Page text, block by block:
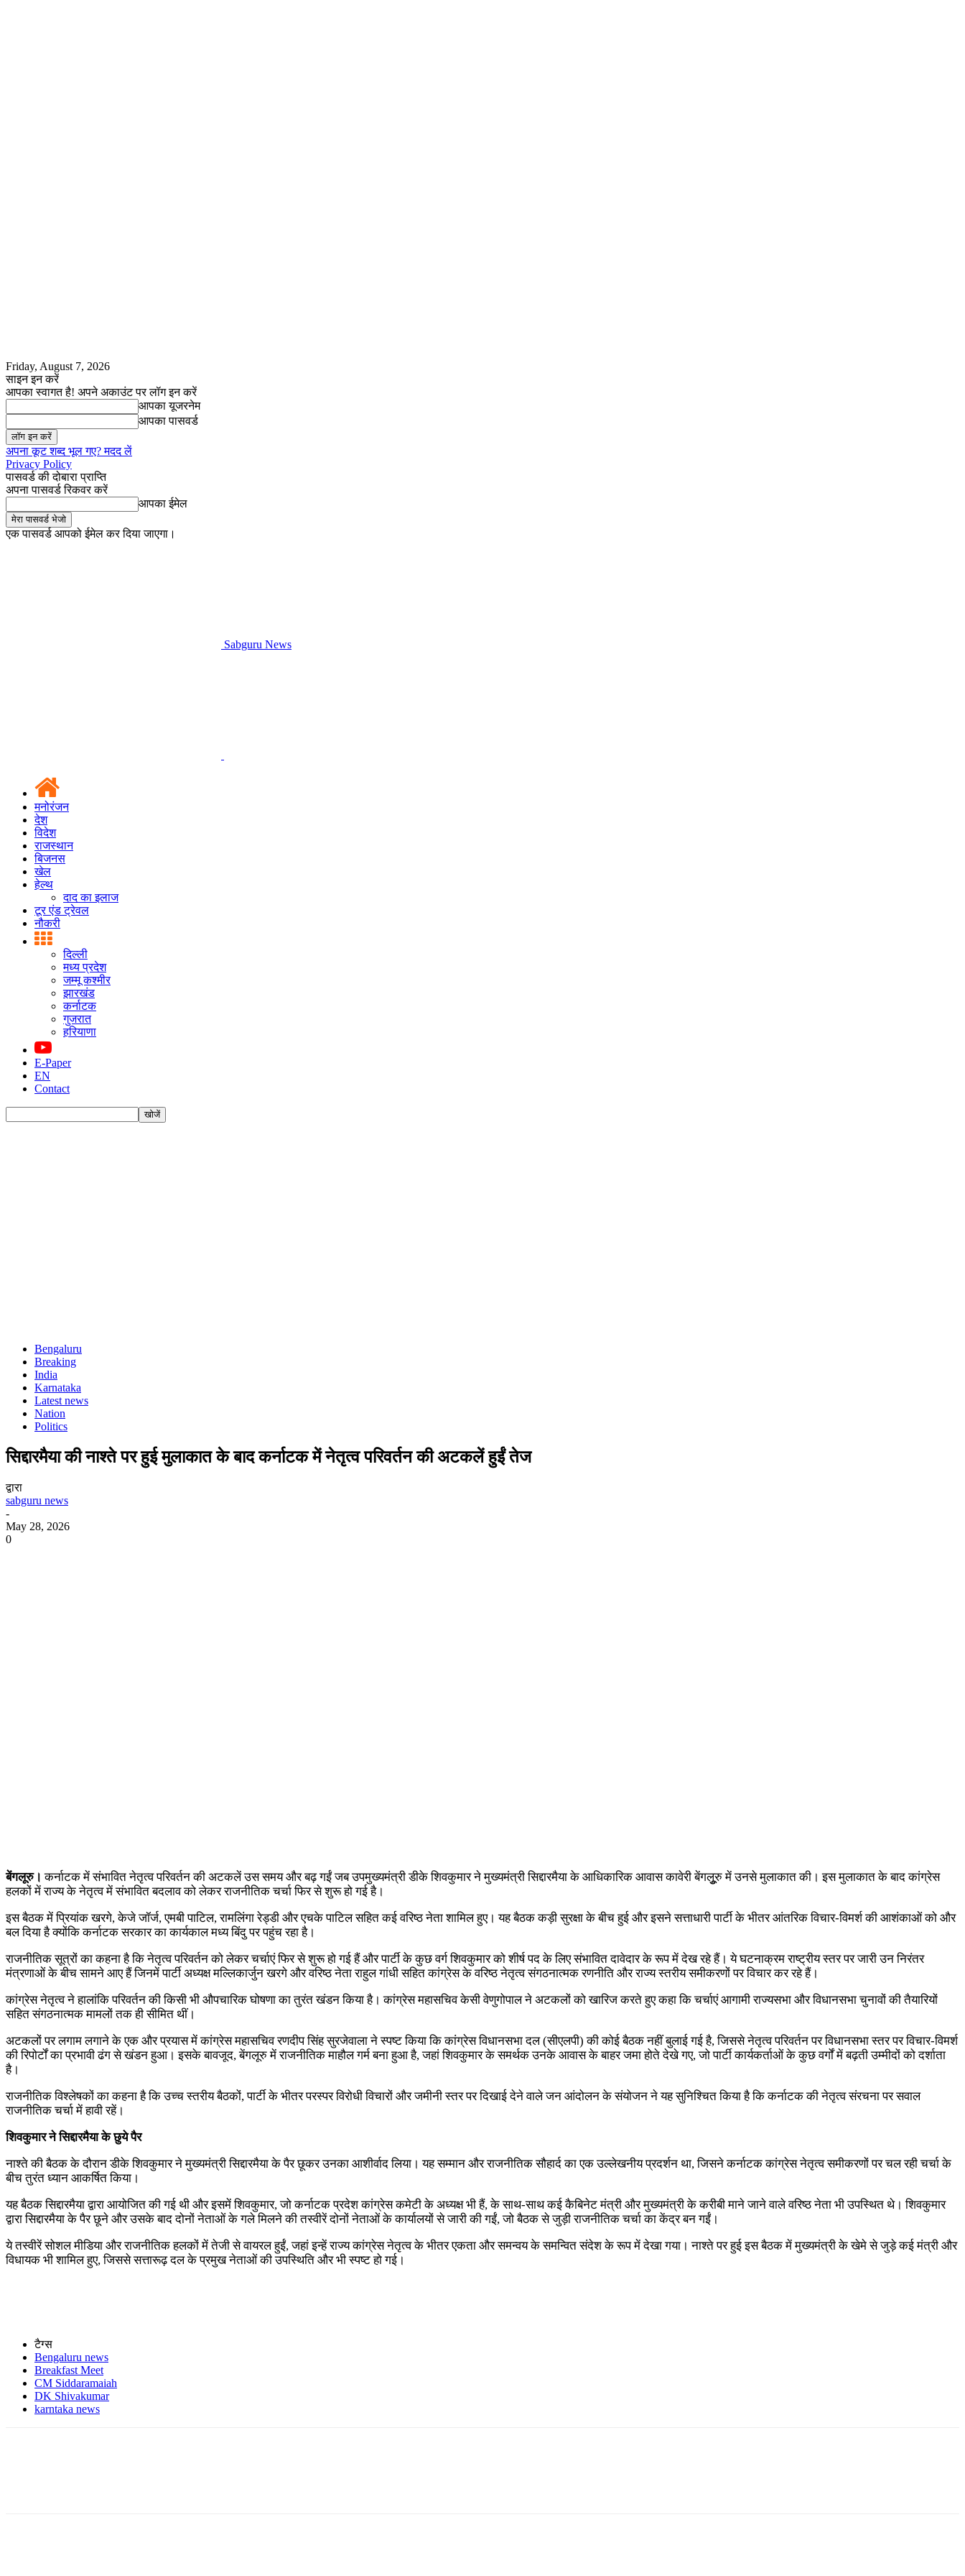
Friday, August 7, 2026
साइन इन करें
आपका स्वागत है! अपने अकाउंट पर लॉग इन करें
आपका यूजरनेम
आपका पासवर्ड
अपना कूट शब्द भूल गए? मदद लें
Privacy Policy
पासवर्ड की दोबारा प्राप्ति
अपना पासवर्ड रिकवर करें
आपका ईमेल
एक पासवर्ड आपको ईमेल कर दिया जाएगा।
Sabguru News
मनोरंजन
देश
विदेश
राजस्थान
बिजनस
खेल
हेल्थ
दाद का इलाज
टूर एंड ट्रेवल
नौकरी
दिल्ली
मध्य प्रदेश
जम्मू कश्मीर
झारखंड
कर्नाटक
गुजरात
हरियाणा
E-Paper
EN
Contact
Bengaluru
Breaking
India
Karnataka
Latest news
Nation
Politics
सिद्दारमैया की नाश्ते पर हुई मुलाकात के बाद कर्नाटक में नेतृत्व परिवर्तन की अटकलें हुईं तेज
द्वारा
sabguru news
-
May 28, 2026
0
बेंगलूरु। कर्नाटक में संभावित नेतृत्व परिवर्तन की अटकलें उस समय और बढ़ गईं जब उपमुख्यमंत्री डीके शिवकुमार ने मुख्यमंत्री सिद्दारमैया के आधिकारिक आवास कावेरी बेंगलुूरु में उनसे मुलाकात की। इस मुलाकात के बाद कांग्रेस
हलकों में राज्य के नेतृत्व में संभावित बदलाव को लेकर राजनीतिक चर्चा फिर से शुरू हो गई है।
इस बैठक में प्रियांक खरगे, केजे जॉर्ज, एमबी पाटिल, रामलिंगा रेड्डी और एचके पाटिल सहित कई वरिष्ठ नेता शामिल हुए। यह बैठक कड़ी सुरक्षा के बीच हुई और इसने सत्ताधारी पार्टी के भीतर आंतरिक विचार-विमर्श की आशंकाओं को और
बल दिया है क्योंकि कर्नाटक सरकार का कार्यकाल मध्य बिंदु पर पहुंच रहा है।
राजनीतिक सूत्रों का कहना है कि नेतृत्व परिवर्तन को लेकर चर्चाएं फिर से शुरू हो गई हैं और पार्टी के कुछ वर्ग शिवकुमार को शीर्ष पद के लिए संभावित दावेदार के रूप में देख रहे हैं। ये घटनाक्रम राष्ट्रीय स्तर पर जारी उन निरंतर
मंत्रणाओं के बीच सामने आए हैं जिनमें पार्टी अध्यक्ष मल्लिकार्जुन खरगे और वरिष्ठ नेता राहुल गांधी सहित कांग्रेस के वरिष्ठ नेतृत्व संगठनात्मक रणनीति और राज्य स्तरीय समीकरणों पर विचार कर रहे हैं।
कांग्रेस नेतृत्व ने हालांकि परिवर्तन की किसी भी औपचारिक घोषणा का तुरंत खंडन किया है। कांग्रेस महासचिव केसी वेणुगोपाल ने अटकलों को खारिज करते हुए कहा कि चर्चाएं आगामी राज्यसभा और विधानसभा चुनावों की तैयारियों
सहित संगठनात्मक मामलों तक ही सीमित थीं।
अटकलों पर लगाम लगाने के एक और प्रयास में कांग्रेस महासचिव रणदीप सिंह सुरजेवाला ने स्पष्ट किया कि कांग्रेस विधानसभा दल (सीएलपी) की कोई बैठक नहीं बुलाई गई है, जिससे नेतृत्व परिवर्तन पर विधानसभा स्तर पर विचार-विमर्श
की रिपोर्टों का प्रभावी ढंग से खंडन हुआ। इसके बावजूद, बेंगलूरु में राजनीतिक माहौल गर्म बना हुआ है, जहां शिवकुमार के समर्थक उनके आवास के बाहर जमा होते देखे गए, जो पार्टी कार्यकर्ताओं के कुछ वर्गों में बढ़ती उम्मीदों को दर्शाता
है।
राजनीतिक विश्लेषकों का कहना है कि उच्च स्तरीय बैठकों, पार्टी के भीतर परस्पर विरोधी विचारों और जमीनी स्तर पर दिखाई देने वाले जन आंदोलन के संयोजन ने यह सुनिश्चित किया है कि कर्नाटक की नेतृत्व संरचना पर सवाल
राजनीतिक चर्चा में हावी रहें।
शिवकुमार ने सिद्दारमैया के छुये पैर
नाश्ते की बैठक के दौरान डीके शिवकुमार ने मुख्यमंत्री सिद्दारमैया के पैर छूकर उनका आशीर्वाद लिया। यह सम्मान और राजनीतिक सौहार्द का एक उल्लेखनीय प्रदर्शन था, जिसने कर्नाटक कांग्रेस नेतृत्व समीकरणों पर चल रही चर्चा के
बीच तुरंत ध्यान आकर्षित किया।
यह बैठक सिद्दारमैया द्वारा आयोजित की गई थी और इसमें शिवकुमार, जो कर्नाटक प्रदेश कांग्रेस कमेटी के अध्यक्ष भी हैं, के साथ-साथ कई कैबिनेट मंत्री और मुख्यमंत्री के करीबी माने जाने वाले वरिष्ठ नेता भी उपस्थित थे। शिवकुमार
द्वारा सिद्दारमैया के पैर छूने और उसके बाद दोनों नेताओं के गले मिलने की तस्वीरें दोनों नेताओं के कार्यालयों से जारी की गईं, जो बैठक से जुड़ी राजनीतिक चर्चा का केंद्र बन गईं।
ये तस्वीरें सोशल मीडिया और राजनीतिक हलकों में तेजी से वायरल हुईं, जहां इन्हें राज्य कांग्रेस नेतृत्व के भीतर एकता और समन्वय के समन्वित संदेश के रूप में देखा गया। नाश्ते पर हुई इस बैठक में मुख्यमंत्री के खेमे से जुड़े कई मंत्री और
विधायक भी शामिल हुए, जिससे सत्तारूढ़ दल के प्रमुख नेताओं की उपस्थिति और भी स्पष्ट हो गई।
टैग्स
Bengaluru news
Breakfast Meet
CM Siddaramaiah
DK Shivakumar
karntaka news